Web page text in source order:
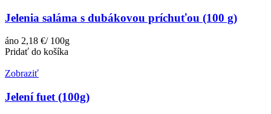
Jelenia saláma s dubákovou príchuťou (100 g)
áno 2,18 €/ 100g
Pridať do košíka
Zobraziť
Jelení fuet (100g)